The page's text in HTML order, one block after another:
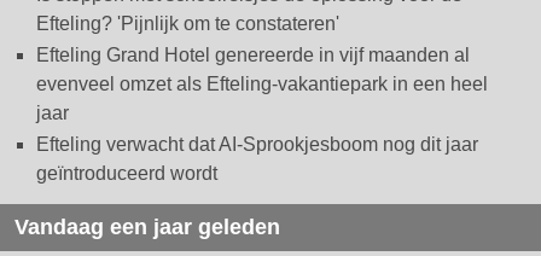
Efteling? 'Pijnlijk om te constateren'
Efteling Grand Hotel genereerde in vijf maanden al
evenveel omzet als Efteling-vakantiepark in een heel
jaar
Efteling verwacht dat AI-Sprookjesboom nog dit jaar
geïntroduceerd wordt
Vandaag een jaar geleden